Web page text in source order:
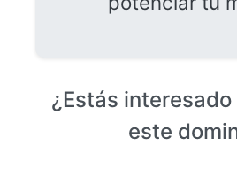
¿Estás
este